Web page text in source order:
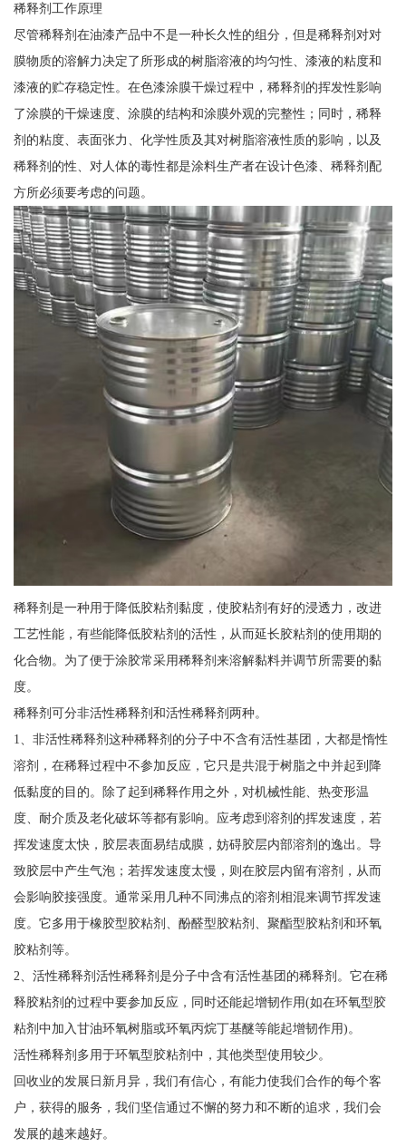
稀释剂工作原理
尽管稀释剂在油漆产品中不是一种长久性的组分，但是稀释剂对对
膜物质的溶解力决定了所形成的树脂溶液的均匀性、漆液的粘度和
漆液的贮存稳定性。在色漆涂膜干燥过程中，稀释剂的挥发性影响
了涂膜的干燥速度、涂膜的结构和涂膜外观的完整性；同时，稀释
剂的粘度、表面张力、化学性质及其对树脂溶液性质的影响，以及
稀释剂的性、对人体的毒性都是涂料生产者在设计色漆、稀释剂配
方所必须要考虑的问题。
稀释剂是一种用于降低胶粘剂黏度，使胶粘剂有好的浸透力，改进
工艺性能，有些能降低胶粘剂的活性，从而延长胶粘剂的使用期的
化合物。为了便于涂胶常采用稀释剂来溶解黏料并调节所需要的黏
度。
稀释剂可分非活性稀释剂和活性稀释剂两种。
1、非活性稀释剂这种稀释剂的分子中不含有活性基团，大都是惰性
溶剂，在稀释过程中不参加反应，它只是共混于树脂之中并起到降
低黏度的目的。除了起到稀释作用之外，对机械性能、热变形温
度、耐介质及老化破坏等都有影响。应考虑到溶剂的挥发速度，若
挥发速度太快，胶层表面易结成膜，妨碍胶层内部溶剂的逸出。导
致胶层中产生气泡；若挥发速度太慢，则在胶层内留有溶剂，从而
会影响胶接强度。通常采用几种不同沸点的溶剂相混来调节挥发速
度。它多用于橡胶型胶粘剂、酚醛型胶粘剂、聚酯型胶粘剂和环氧
胶粘剂等。
2、活性稀释剂活性稀释剂是分子中含有活性基团的稀释剂。它在稀
释胶粘剂的过程中要参加反应，同时还能起增韧作用(如在环氧型胶
粘剂中加入甘油环氧树脂或环氧丙烷丁基醚等能起增韧作用)。
活性稀释剂多用于环氧型胶粘剂中，其他类型使用较少。
回收业的发展日新月异，我们有信心，有能力使我们合作的每个客
户，获得的服务，我们坚信通过不懈的努力和不断的追求，我们会
发展的越来越好。